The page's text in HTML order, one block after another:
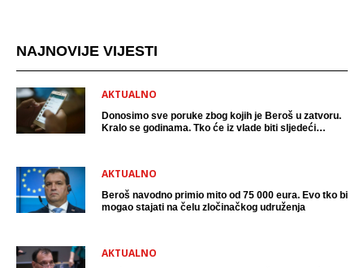
NAJNOVIJE VIJESTI
AKTUALNO
Donosimo sve poruke zbog kojih je Beroš u zatvoru.
Kralo se godinama. Tko će iz vlade biti sljedeći
AKTUALNO
Beroš navodno primio mito od 75 000 eura. Evo tko bi
mogao stajati na čelu zločinačkog udruženja
AKTUALNO